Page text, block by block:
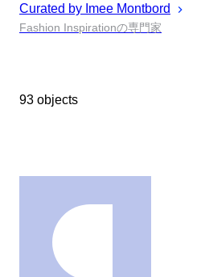
Curated by Imee Montbord
Fashion Inspirationの専門家
93 objects